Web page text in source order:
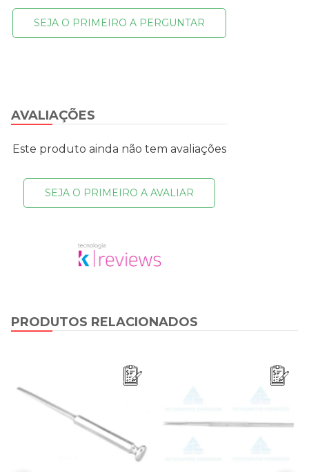
AVALIAÇÕES
Este produto ainda não tem avaliações
SEJA O PRIMEIRO A AVALIAR
SEJA O PRIMEIRO A PERGUNTAR
PRODUTOS RELACIONADOS